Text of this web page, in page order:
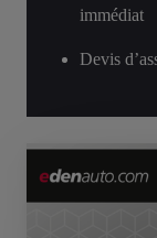
immédiat
Devis